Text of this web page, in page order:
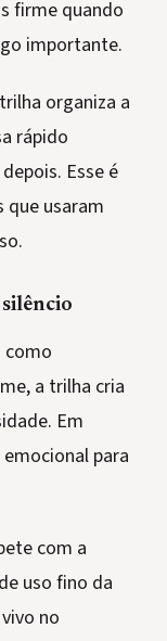
firme quando
importante.
organiza a
rápido
Esse é
que usaram
como
a trilha cria
Em
para
com a
uso fino da
no